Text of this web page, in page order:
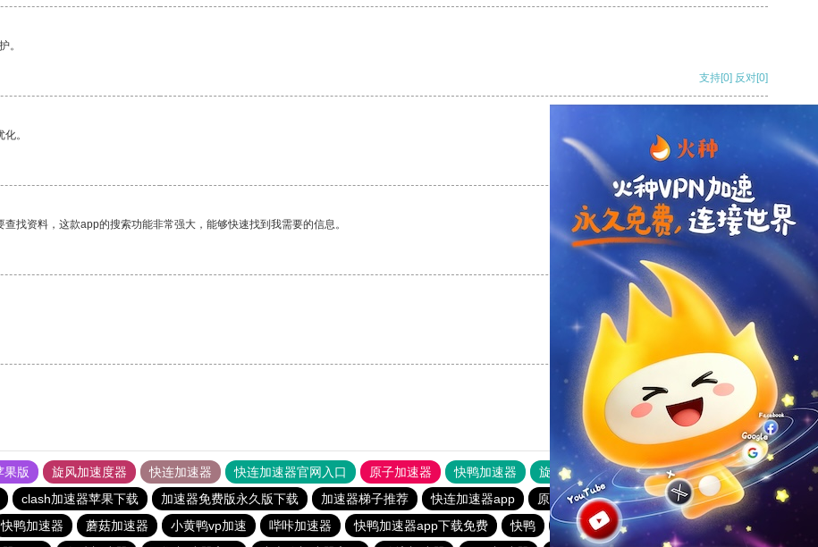
。
支持[0] 反对[0]
。
找资料，这款app的搜索功能非常强大，能够快速找到我需要的信息。
反对
反对[0]
果版 旋风加速度器 快连加速器 快连加速器官网入口 原子加速器 快鸭加速器 旋风加速度器 外网网址导航
软件中心
clash加速器苹果下载 加速器免费版永久版下载 加速器梯子推荐 快连加速器app 原子加速器下载安卓
黑洞加速器最新版
快鸭加速器 蘑菇加速器 小黄鸭vp加速 哔咔加速器 快鸭加速器app下载免费 快鸭
黑洞免费加速度器v1.0